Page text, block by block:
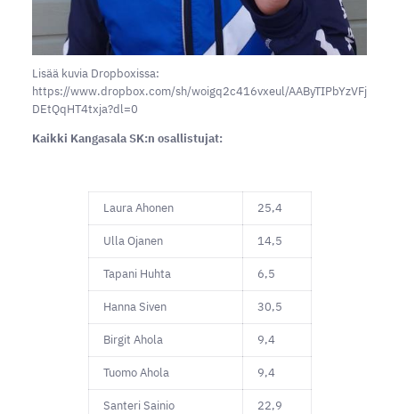
Lisää kuvia Dropboxissa:
https://www.dropbox.com/sh/woigq2c416vxeul/AAByTIPbYzVFj
DEtQqHT4txja?dl=0
Kaikki Kangasala SK:n osallistujat:
Laura Ahonen 25,4
Ulla Ojanen 14,5
Tapani Huhta 6,5
Hanna Siven 30,5
Birgit Ahola 9,4
Tuomo Ahola 9,4
Santeri Sainio 22,9